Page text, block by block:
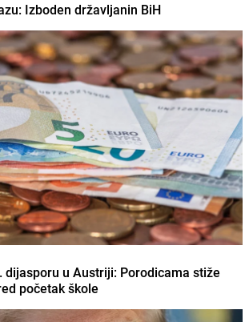
Izboden državljanin BiH
dijasporu u Austriji: Porodicama stiže
početak škole